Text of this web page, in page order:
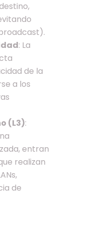
: La
de la
a los
(L3):
entran
realizan
de